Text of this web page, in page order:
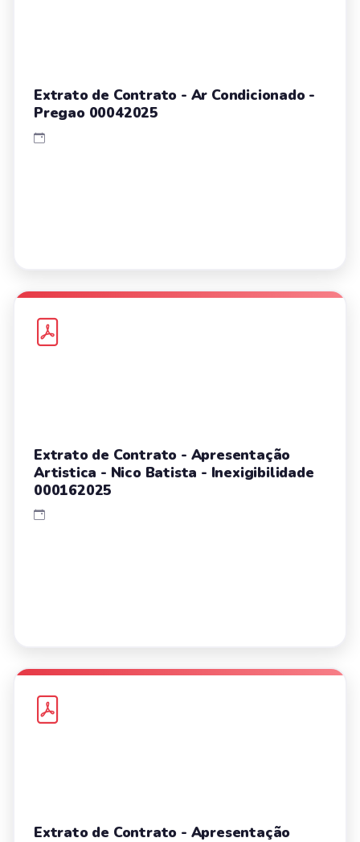
Extrato de Contrato - Ar Condicionado -
Pregao 00042025
Extrato de Contrato - Apresentação
Artistica - Nico Batista - Inexigibilidade
000162025
Extrato de Contrato - Apresentação